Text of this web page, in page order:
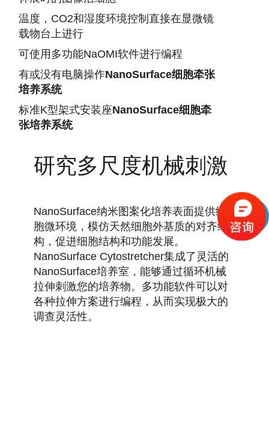
温度，CO2和湿度环境控制直接在显微镜
载物台上进行
可使用多功能NaOMI软件进行编程
有或没有电脑操作NanoSurface细胞牵张
培养系统
标准K型架式安装座NanoSurface细胞牵
张培养系统
研究多尺度机械刺激
NanoSurface纳米图案化培养表面提供细
胞微环境，模仿天然细胞外基质的对齐结
构，促进细胞结构和功能发展。
NanoSurface Cytostretcher集成了灵活的
NanoSurface培养室，能够通过循环机械
拉伸刺激您的培养物。 多功能软件可以对
各种拉伸方案进行编程，从而实现极大的
调查灵活性。